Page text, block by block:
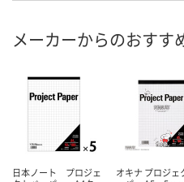
メーカーからのおすす
日本ノート プロジェ
オキナ プロジェ